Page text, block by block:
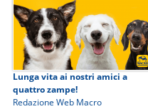
Lunga vita ai nostri amici a
quattro zampe!
Redazione Web Macro